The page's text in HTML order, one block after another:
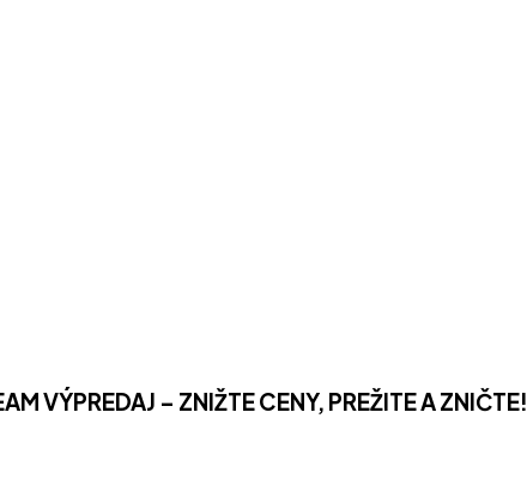
VÝPREDAJ – ZNIŽTE CENY, PREŽITE A ZNIČTE!